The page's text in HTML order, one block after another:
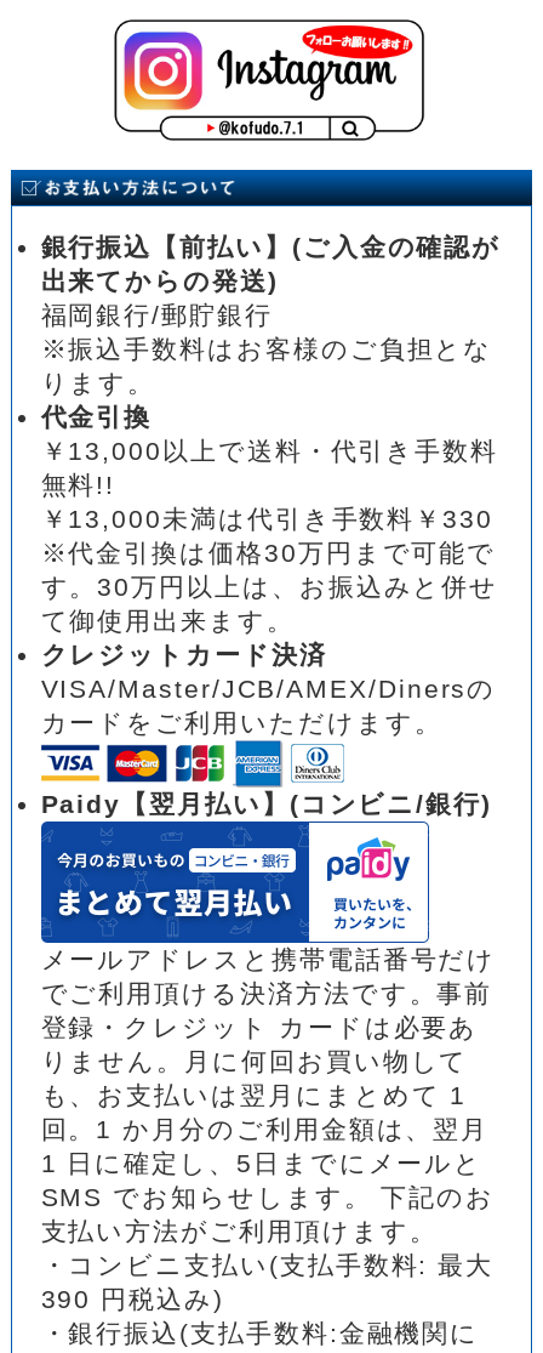
銀行振込【前払い】(ご入金の確認が
出来てからの発送)
福岡銀行/郵貯銀行
※振込手数料はお客様のご負担とな
ります。
代金引換
￥13,000以上で送料・代引き手数料
無料!!
￥13,000未満は代引き手数料￥330
※代金引換は価格30万円まで可能で
す。30万円以上は、お振込みと併せ
て御使用出来ます。
クレジットカード決済
VISA/Master/JCB/AMEX/Dinersの
カードをご利用いただけます。
Paidy【翌月払い】(コンビニ/銀行)
メールアドレスと携帯電話番号だけ
でご利用頂ける決済方法です。事前
登録・クレジット カードは必要あ
りません。月に何回お買い物して
も、お支払いは翌月にまとめて 1
回。1 か月分のご利用金額は、翌月
1 日に確定し、5日までにメールと
SMS でお知らせします。 下記のお
支払い方法がご利用頂けます。
・コンビニ支払い(支払手数料: 最大
390 円税込み)
・銀行振込(支払手数料:金融機関に